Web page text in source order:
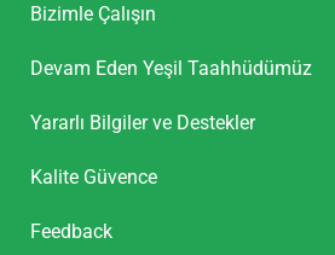
Bizimle Çalışın
Devam Eden Yeşil Taahhüdümüz
Yararlı Bilgiler ve Destekler
Kalite Güvence
Feedback